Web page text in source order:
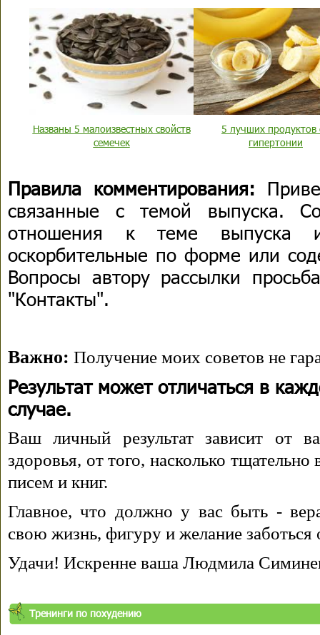
Названы 5 малоизвестных свойств
семечек
5 лучших продуктов
гипертонии
Правила комментирования:
связанные с темой выпуска.
отношения к теме выпуска
оскорбительные по форме или
Вопросы автору рассылки
"Контакты".
Важно: Получение моих советов не
Результат может отличаться в
случае.
Ваш личный результат зависит от
здоровья, от того, насколько
писем и книг.
Главное, что должно у вас быть -
свою жизнь, фигуру и желание заботься
Удачи! Искренне ваша Людмила
Тренинги по похудению